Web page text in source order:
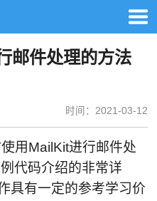
邮件处理的方法
时间：2021-03-12
用MailKit进行邮件处
代码介绍的非常详
具有一定的参考学习价